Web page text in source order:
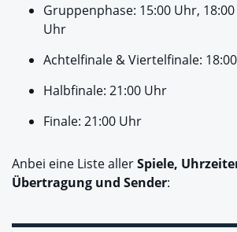
Gruppenphase: 15:00 Uhr,
Uhr
Achtelfinale & Viertelfinale:
Halbfinale: 21:00 Uhr
Finale: 21:00 Uhr
Anbei eine Liste allerSpiele,
Übertragung und Sender: